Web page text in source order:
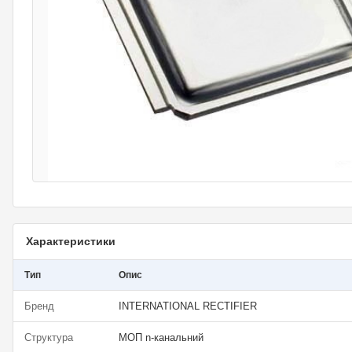
Характеристики
Тип Опис
Бренд INTERNATIONAL RECTIFIER
Структура МОП n-канальний